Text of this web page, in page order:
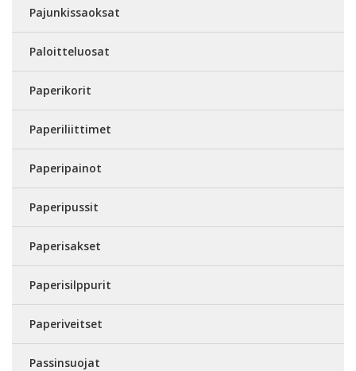
Pajunkissaoksat
Paloitteluosat
Paperikorit
Paperiliittimet
Paperipainot
Paperipussit
Paperisakset
Paperisilppurit
Paperiveitset
Passinsuojat